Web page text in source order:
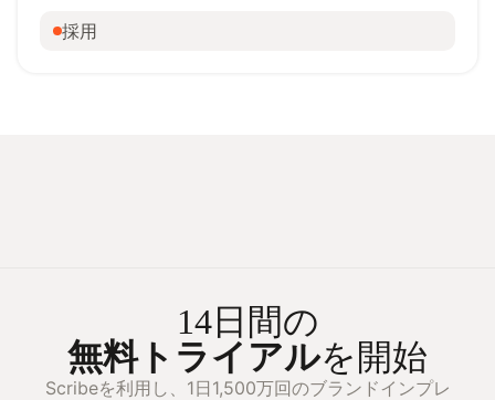
採用
14日間の
無料トライアルを開始
Scribeを利用し、1日1,500万回のブランドインプレ